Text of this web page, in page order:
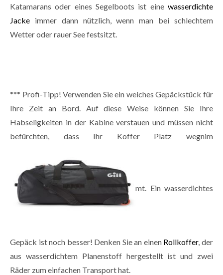
Katamarans oder eines Segelboots ist eine wasserdichte
Jacke immer dann nützlich, wenn man bei schlechtem
Wetter oder rauer See festsitzt.
*** Profi-Tipp! Verwenden Sie ein weiches Gepäckstück für
Ihre Zeit an Bord. Auf diese Weise können Sie Ihre
Habseligkeiten in der Kabine verstauen und müssen nicht
befürchten, dass Ihr Koffer Platz wegnim
mt. Ein wasserdichtes
Gepäck ist noch besser! Denken Sie an einen Rollkoffer, der
aus wasserdichtem Planenstoff hergestellt ist und zwei
Räder zum einfachen Transport hat.